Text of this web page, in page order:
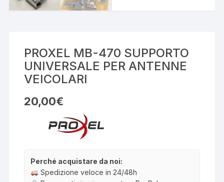
PROXEL MB-470 SUPPORTO
UNIVERSALE PER ANTENNE
VEICOLARI
20,00€
Perché acquistare da noi:
Spedizione veloce in 24/48h